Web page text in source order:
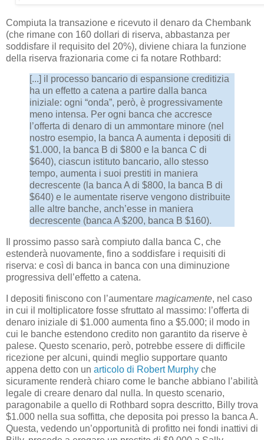
Compiuta la transazione e ricevuto il denaro da Chembank
(che rimane con 160 dollari di riserva, abbastanza per
soddisfare il requisito del 20%), diviene chiara la funzione
della riserva frazionaria come ci fa notare Rothbard:
[...] il processo bancario di espansione creditizia
ha un effetto a catena a partire dalla banca
iniziale: ogni “onda”, però, è progressivamente
meno intensa. Per ogni banca che accresce
l’offerta di denaro di un ammontare minore (nel
nostro esempio, la banca A aumenta i depositi di
$1.000, la banca B di $800 e la banca C di
$640), ciascun istituto bancario, allo stesso
tempo, aumenta i suoi prestiti in maniera
decrescente (la banca A di $800, la banca B di
$640) e le aumentate riserve vengono distribuite
alle altre banche, anch’esse in maniera
decrescente (banca A $200, banca B $160).
Il prossimo passo sarà compiuto dalla banca C, che
estenderà nuovamente, fino a soddisfare i requisiti di
riserva: e così di banca in banca con una diminuzione
progressiva dell’effetto a catena.
I depositi finiscono con l’aumentare magicamente, nel caso
in cui il moltiplicatore fosse sfruttato al massimo: l’offerta di
denaro iniziale di $1.000 aumenta fino a $5.000; il modo in
cui le banche estendono credito non garantito da riserve è
palese. Questo scenario, però, potrebbe essere di difficile
ricezione per alcuni, quindi meglio supportare quanto
appena detto con un articolo di Robert Murphy che
sicuramente renderà chiaro come le banche abbiano l’abilità
legale di creare denaro dal nulla. In questo scenario,
paragonabile a quello di Rothbard sopra descritto, Billy trova
$1.000 nella sua soffitta, che deposita poi presso la banca A.
Questa, vedendo un’opportunità di profitto nei fondi inattivi di